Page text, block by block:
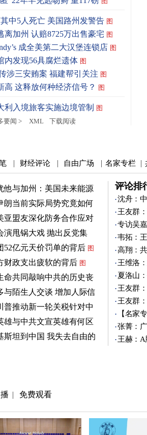
中5人死亡 美国路州发警告 图
离加州 认赔8725万出售豪宅 图
成全美第二大汉堡连锁店 图
内发现56具腐烂遗体 图
涉三安贿案 福建帮引关注 图
高 这释放何种经济信号？ 图
利入境旅客实施边境管制
图
要闻 >
XML 下载阅读
| 财经评论 | 自由广场 | 名家专栏 |
他与加州：美国未来能源
朗当前实际局势究竟如何
亚盟友深化防务合作应对
演甩锅大戏 抛出反党集
52亿元天价罚单的背后 图
财政支出疲软的背后 图
命共同敲响中共的历史丧
与陌生人交谈 增加人际信
普推动新一轮关税针对中
雄与中共文宣英雄有何区
斯坦到中国 我失去自由的
评论排
沈舟：
王友群
专访吴
韦拓：
高翔：
王维洛
夏洛山
王友群
王友群
【名家
张菁：
王赫：A
| 免费观看